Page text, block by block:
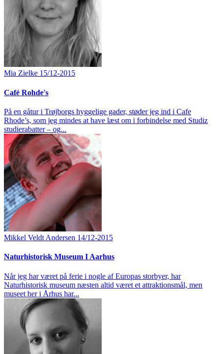
Mia Zielke 15/12-2015
Café Rohde's
På en gåtur i Trøjborgs hyggelige gader, støder jeg ind i Cafe
Rhode’s, som jeg mindes at have læst om i forbindelse med Studiz
studierabatter – og...
Mikkel Veldt Andersen 14/12-2015
Naturhistorisk Museum I Aarhus
Når jeg har været på ferie i nogle af Europas storbyer, har
Naturhistorisk museum næsten altid været et attraktionsmål, men
museet her i Århus har...